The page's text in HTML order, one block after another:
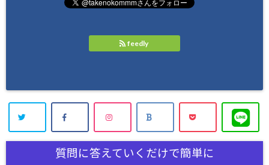
feedly
質問に答えていくだけで簡単に